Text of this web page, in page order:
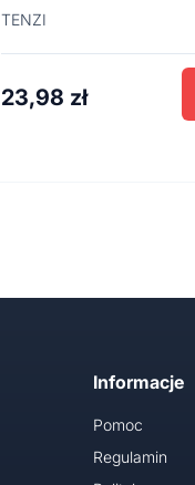
TENZI
23,98 zł
Informacje
Pomoc
Regulamin